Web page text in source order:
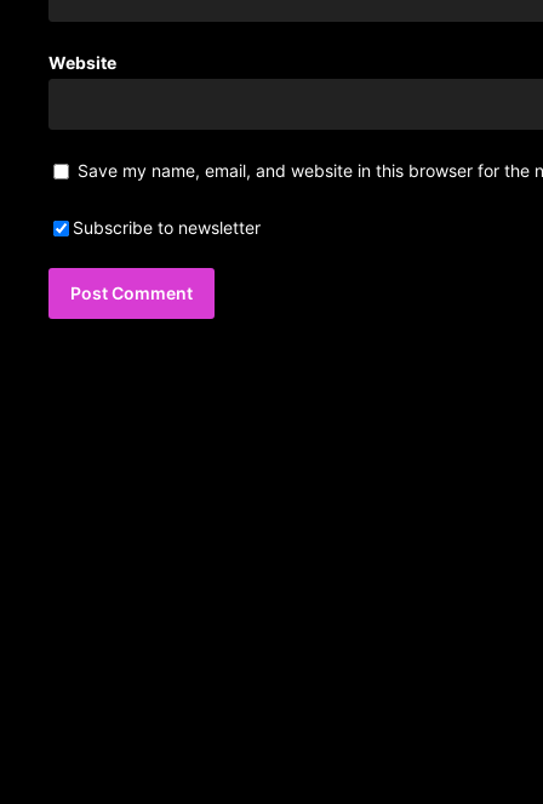
Website
Save my name, email, and website in this browser for the
Subscribe to newsletter